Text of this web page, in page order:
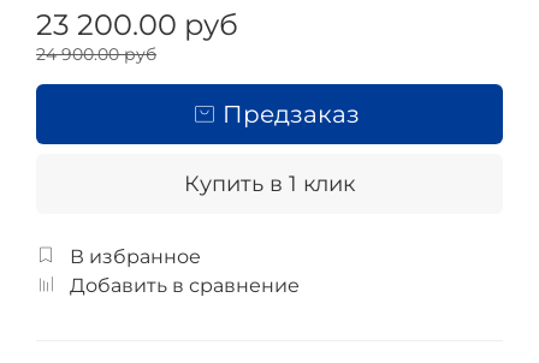
23 200.00 руб
24 900.00 руб
Предзаказ
Купить в 1 клик
В избранное
Добавить в сравнение